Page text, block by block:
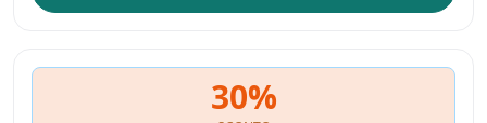
30%